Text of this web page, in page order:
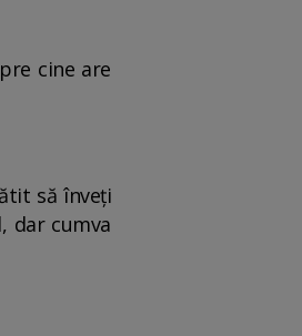
cine are
să înveți
dar cumva